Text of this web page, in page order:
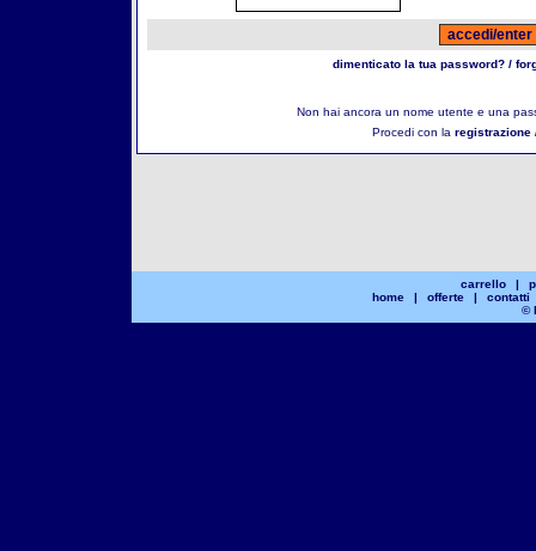
dimenticato la tua password? /
Non hai ancora un nome utente e una
Procedi con la registrazione
carrello |
home
| offerte |
contatti
©